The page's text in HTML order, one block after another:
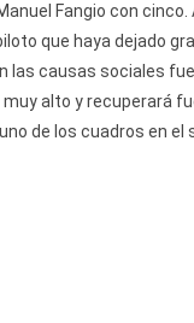
Fangio con
que haya dejado
las causas sociales
alto y recuperará
de los cuadros en el